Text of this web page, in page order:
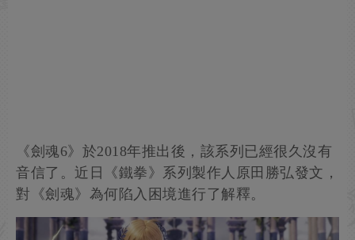
《劍魂6》於2018年推出後，該系列已經很久沒有
音信了。近日《鐵拳》系列製作人原田勝弘發文，
對《劍魂》為何陷入困境進行了解釋。